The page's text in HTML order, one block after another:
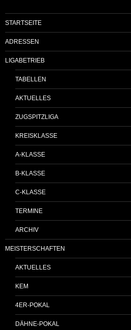
STARTSEITE
ADRESSEN
LIGABETRIEB
TABELLEN
AKTUELLES
ZUGSPITZLIGA
KREISKLASSE
A-KLASSE
B-KLASSE
C-KLASSE
TERMINE
ARCHIV
MEISTERSCHAFTEN
AKTUELLES
KEM
4ER-POKAL
DÄHNE-POKAL